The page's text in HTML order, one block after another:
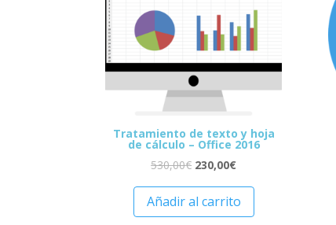
Tratamiento de texto y hoja
de cálculo – Office 2016
530,00€ 230,00€
Añadir al carrito